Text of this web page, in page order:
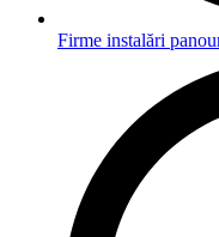
Firme instalări